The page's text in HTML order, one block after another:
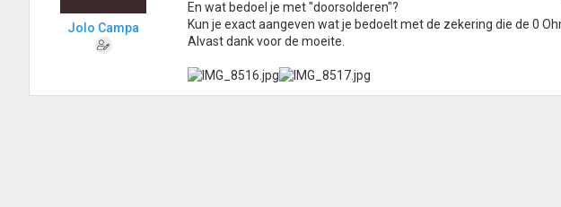
Jolo Campa
En wat bedoel je met "doorsolderen"?
Kun je exact aangeven wat je bedoelt met de zekering die de 0
Alvast dank voor de moeite.